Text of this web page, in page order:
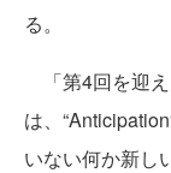
る。
「第4回を迎
は、
いない何か新し